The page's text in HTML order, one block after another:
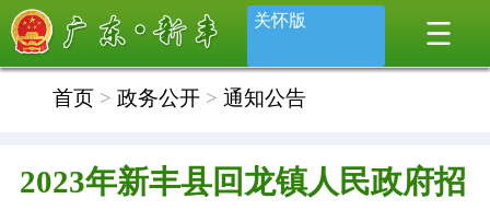
关怀版
首页> 政务公开> 通知公告
2023年新丰县回龙镇人民政府招